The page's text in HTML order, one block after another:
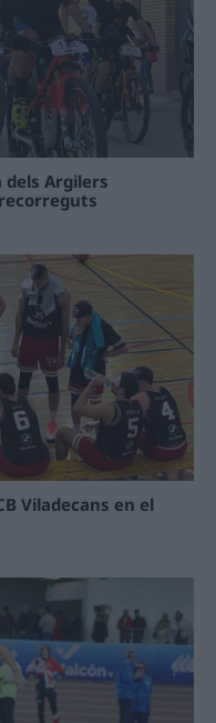
Argilers
Viladecans en el